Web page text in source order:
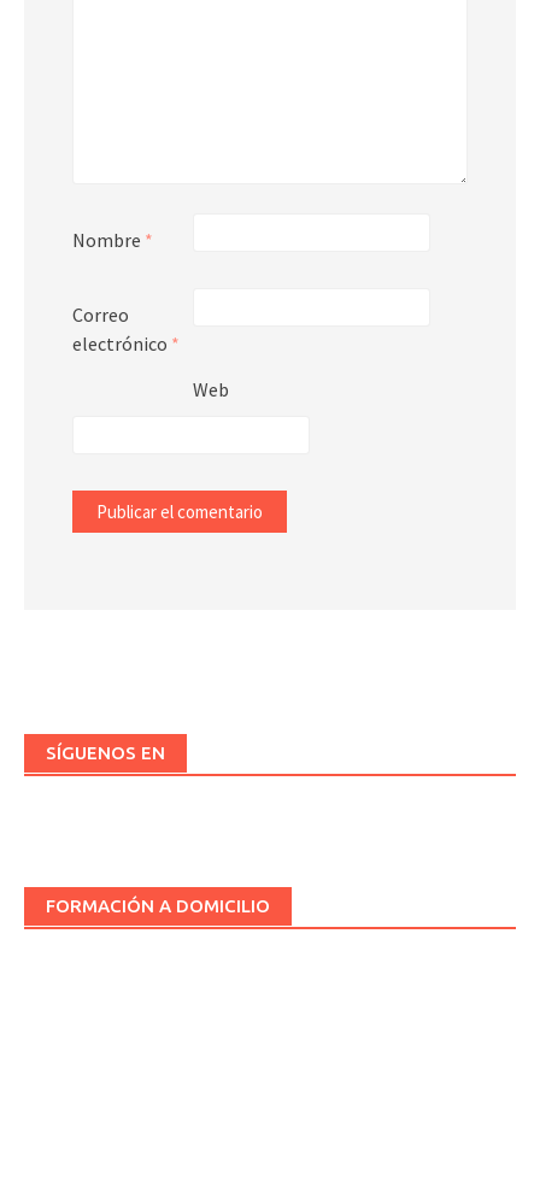
Nombre *
Correo
electrónico *
Web
SÍGUENOS EN
FORMACIÓN A DOMICILIO